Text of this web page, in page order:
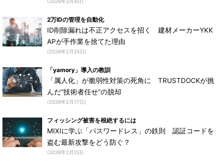
2万IDの管理を自動化
ID削除漏れは不正アクセスを招く 建材メーカーYKK
APが手作業を捨てた理由
(2026年2月25日)
「yamory」導入の教訓
「属人化」が脆弱性対策の死角に TRUSTDOCKが挑
んだ“技術者任せ”の脱却
(2026年2月17日)
フィッシング被害を根絶するには
MIXIに学ぶ「パスワードレス」の鉄則 認証コードを
盗む最新攻撃をどう防ぐ？
(2026年2月2日)